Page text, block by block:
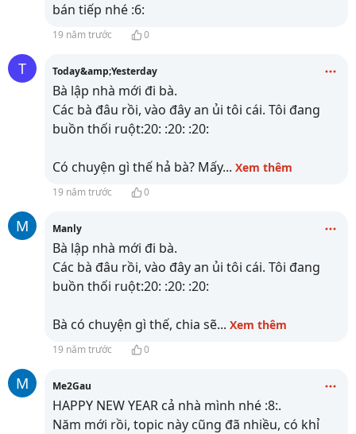
bán tiếp nhé :6:
19 năm trước 0
T Today&amp;Yesterday
Bà lập nhà mới đi bà.
Các bà đâu rồi, vào đây an ủi tôi cái. Tôi đang
buồn thối ruột:20: :20: :20:
Có chuyện gì thế hả bà? Mấy... Xem thêm
19 năm trước 0
M Manly
Bà lập nhà mới đi bà.
Các bà đâu rồi, vào đây an ủi tôi cái. Tôi đang
buồn thối ruột:20: :20: :20:
Bà có chuyện gì thế, chia sẽ... Xem thêm
19 năm trước 0
M Me2Gau
HAPPY NEW YEAR cả nhà mình nhé :8:.
Năm mới rồi, topic này cũng đã nhiều, có khỉ